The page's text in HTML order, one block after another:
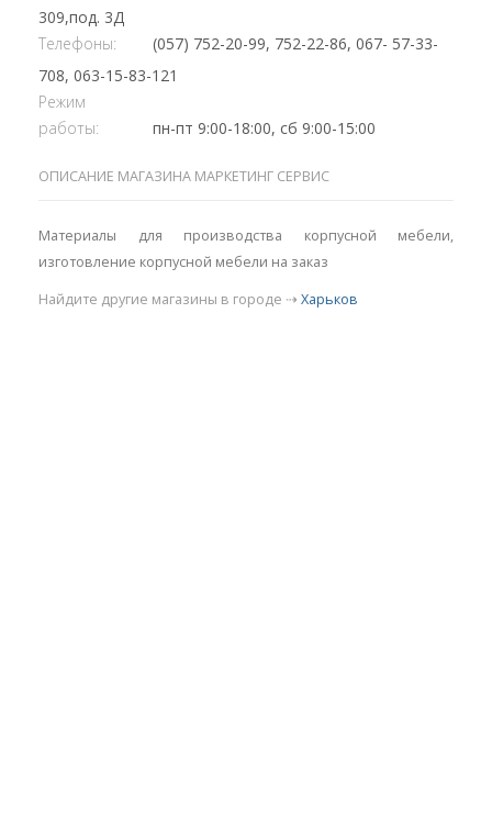
309,под. 3Д
Телефоны:
(057) 752-20-99, 752-22-86, 067- 57-33-
708, 063-15-83-121
Режим
работы:
пн-пт 9:00-18:00, сб 9:00-15:00
ОПИСАНИЕ МАГАЗИНА МАРКЕТИНГ СЕРВИС
Материалы для производства корпусной мебели,
изготовление корпусной мебели на заказ
Найдите другие магазины в городе ⇢ Харьков